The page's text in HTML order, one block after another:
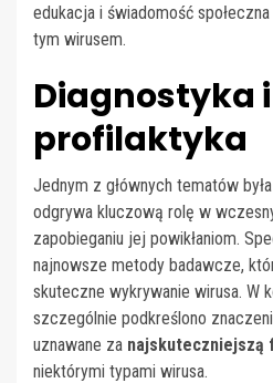
edukacja i świadomość
tym wirusem.
Diagnostyka i
profilaktyka
Jednym z głównych tematów
odgrywa kluczową rolę w
zapobieganiu jej powikłaniom.
najnowsze metody badawcze,
skuteczne wykrywanie wirusa. W
szczególnie podkreślono
uznawane za najskuteczniejszą
niektórymi typami wirusa.